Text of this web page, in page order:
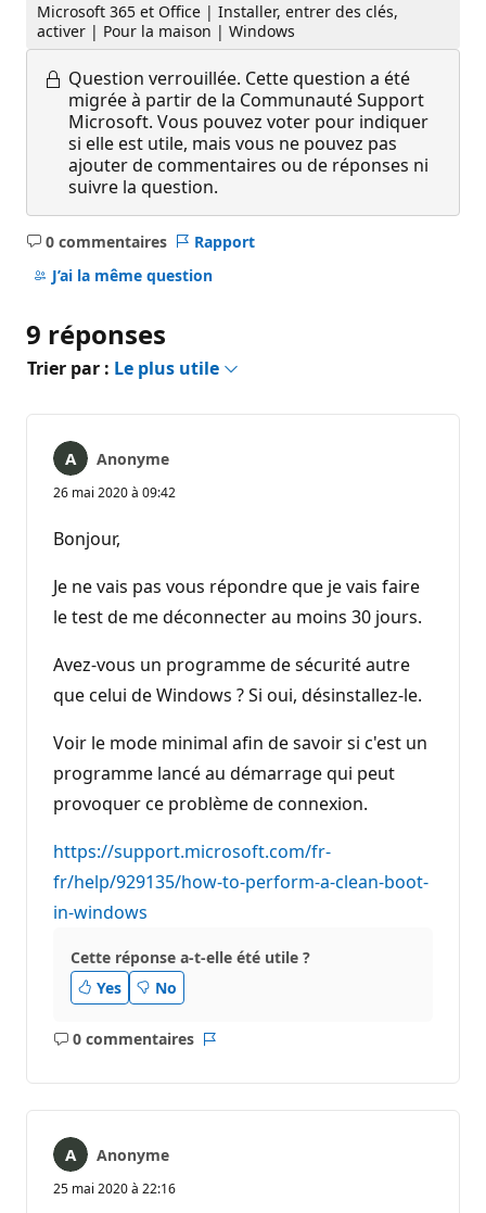
Microsoft 365 et Office | Installer, entrer des clés,
activer | Pour la maison | Windows
Question verrouillée. Cette question a été
migrée à partir de la Communauté Support
Microsoft. Vous pouvez voter pour indiquer
si elle est utile, mais vous ne pouvez pas
ajouter de commentaires ou de réponses ni
suivre la question.
0 commentaires
Aucun
commentaire
Rapport
J’ai la même question
9 réponses
Trier par : Le plus utile
Anonyme
26 mai 2020 à 09:42
Bonjour,
Je ne vais pas vous répondre que je vais faire
le test de me déconnecter au moins 30 jours.
Avez-vous un programme de sécurité autre
que celui de Windows ? Si oui, désinstallez-le.
Voir le mode minimal afin de savoir si c'est un
programme lancé au démarrage qui peut
provoquer ce problème de connexion.
https://support.microsoft.com/fr-
fr/help/929135/how-to-perform-a-clean-boot-
in-windows
Cette réponse a-t-elle été utile ?
Yes
No
0 commentaires
Aucun
Anonyme
25 mai 2020 à 22:16